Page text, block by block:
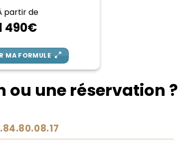
partir de
490€
MA FORMULE
ou une réservation ?